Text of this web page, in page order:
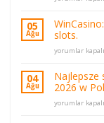
ve
Bahis
Platformu
için
O'yinlar
uchun
narx
Kirish
Oson
Ro'yxatdan
o'tish
için
05
Ağu
slots.
WinCasino:
com
bónus,
mesas
ao
yorumlar kapalı
04
Ağu
Najlepsze
2026 w
Najlepsze
yorumlar kapalı